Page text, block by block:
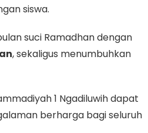
siswa.
suci Ramadhandengan
,sekaligus menumbuhkan
1 Ngadiluwihdapat
berharga bagiseluruh